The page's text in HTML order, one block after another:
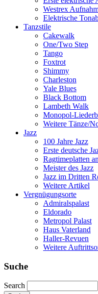
Westrex
Elektrische
Tanzstile
Cakewalk
One/Two Step
Tango
Foxtrot
Shimmy
Charleston
Yale Blues
Black Bottom
Lambeth Walk
Monopol-
Weitere Tänze/
Jazz
100 Jahre Jazz
Erste deutsche
Ragtimeplatten
Meister des Jazz
Jazz im Dritten
Weitere Artikel
Vergnügungsorte
Admiralspalast
Eldorado
Metropol Palast
Haus Vaterland
Haller-Revuen
Weitere
Suche
Search